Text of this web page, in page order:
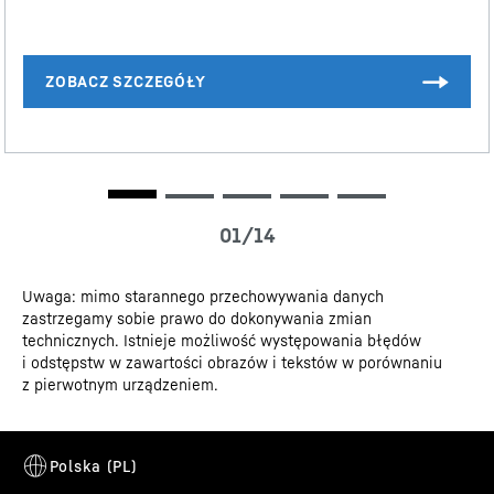
Teraz możesz spać spokojnie wiedząc, że Twoje wina są
bezpieczne. Wszystko za sprawą elektronicznego
Dane 3D
Uwaga: mimo starannego przechowywania danych
zastrzegamy sobie prawo do dokonywania zmian
technicznych. Istnieje możliwość występowania błędów
i odstępstw w zawartości obrazów i tekstów w porównaniu
z pierwotnym urządzeniem.